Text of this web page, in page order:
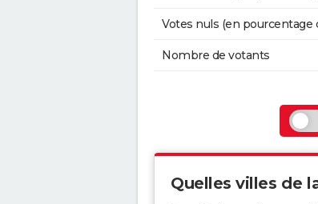
Votes nuls (en pourcentage
Nombre de votants
Quelles villes de